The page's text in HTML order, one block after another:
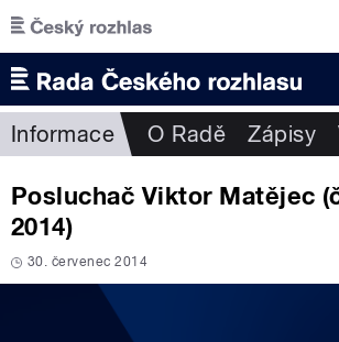
Přejít k hlavnímu obsahu
Informace O Radě Zápisy
Posluchač Viktor Matějec
2014)
30. červenec 2014